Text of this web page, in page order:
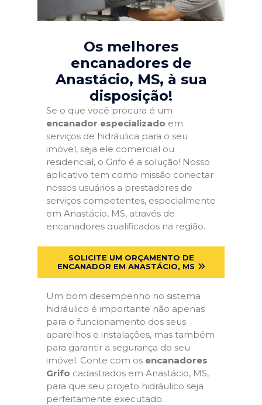
Os melhores
encanadores de
Anastácio, MS, à sua
disposição!
Se o que você procura é um
encanador especializado em
serviços de hidráulica para o seu
imóvel, seja ele comercial ou
residencial, o Grifo é a solução! Nosso
aplicativo tem como missão conectar
nossos usuários a prestadores de
serviços competentes, especialmente
em Anastácio, MS, através de
encanadores qualificados na região.
SOLICITE UM ORÇAMENTO DE
ENCANADOR EM ANASTÁCIO, MS
Um bom desempenho no sistema
hidráulico é importante não apenas
para o funcionamento dos seus
aparelhos e instalações, mas também
para garantir a segurança do seu
imóvel. Conte com os encanadores
Grifo cadastrados em Anastácio, MS,
para que seu projeto hidráulico seja
perfeitamente executado.